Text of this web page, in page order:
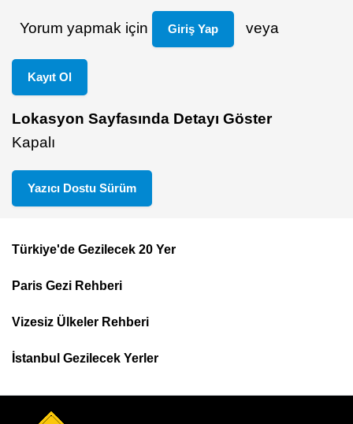
Yorum yapmak için Giriş Yap veya
Kayıt Ol
Lokasyon Sayfasında Detayı Göster
Kapalı
Yazıcı Dostu Sürüm
Top
Menu
Türkiye'de Gezilecek 20 Yer
Paris Gezi Rehberi
Vizesiz Ülkeler Rehberi
İstanbul Gezilecek Yerler